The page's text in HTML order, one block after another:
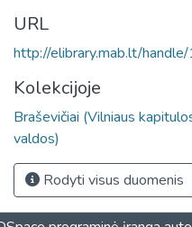
URL
http://elibrary.mab.lt/
Kolekcijoje
Braševičiai (Vilniaus
valdos)
Rodyti visus duomenis